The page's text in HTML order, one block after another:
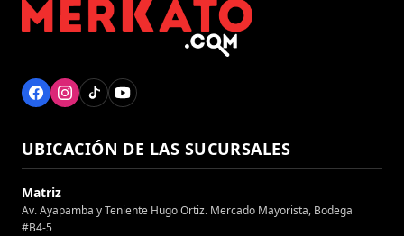
UBICACIÓN DE LAS SUCURSALES
Matriz
Av. Ayapamba y Teniente Hugo Ortiz. Mercado Mayorista, Bodega
#B4-5